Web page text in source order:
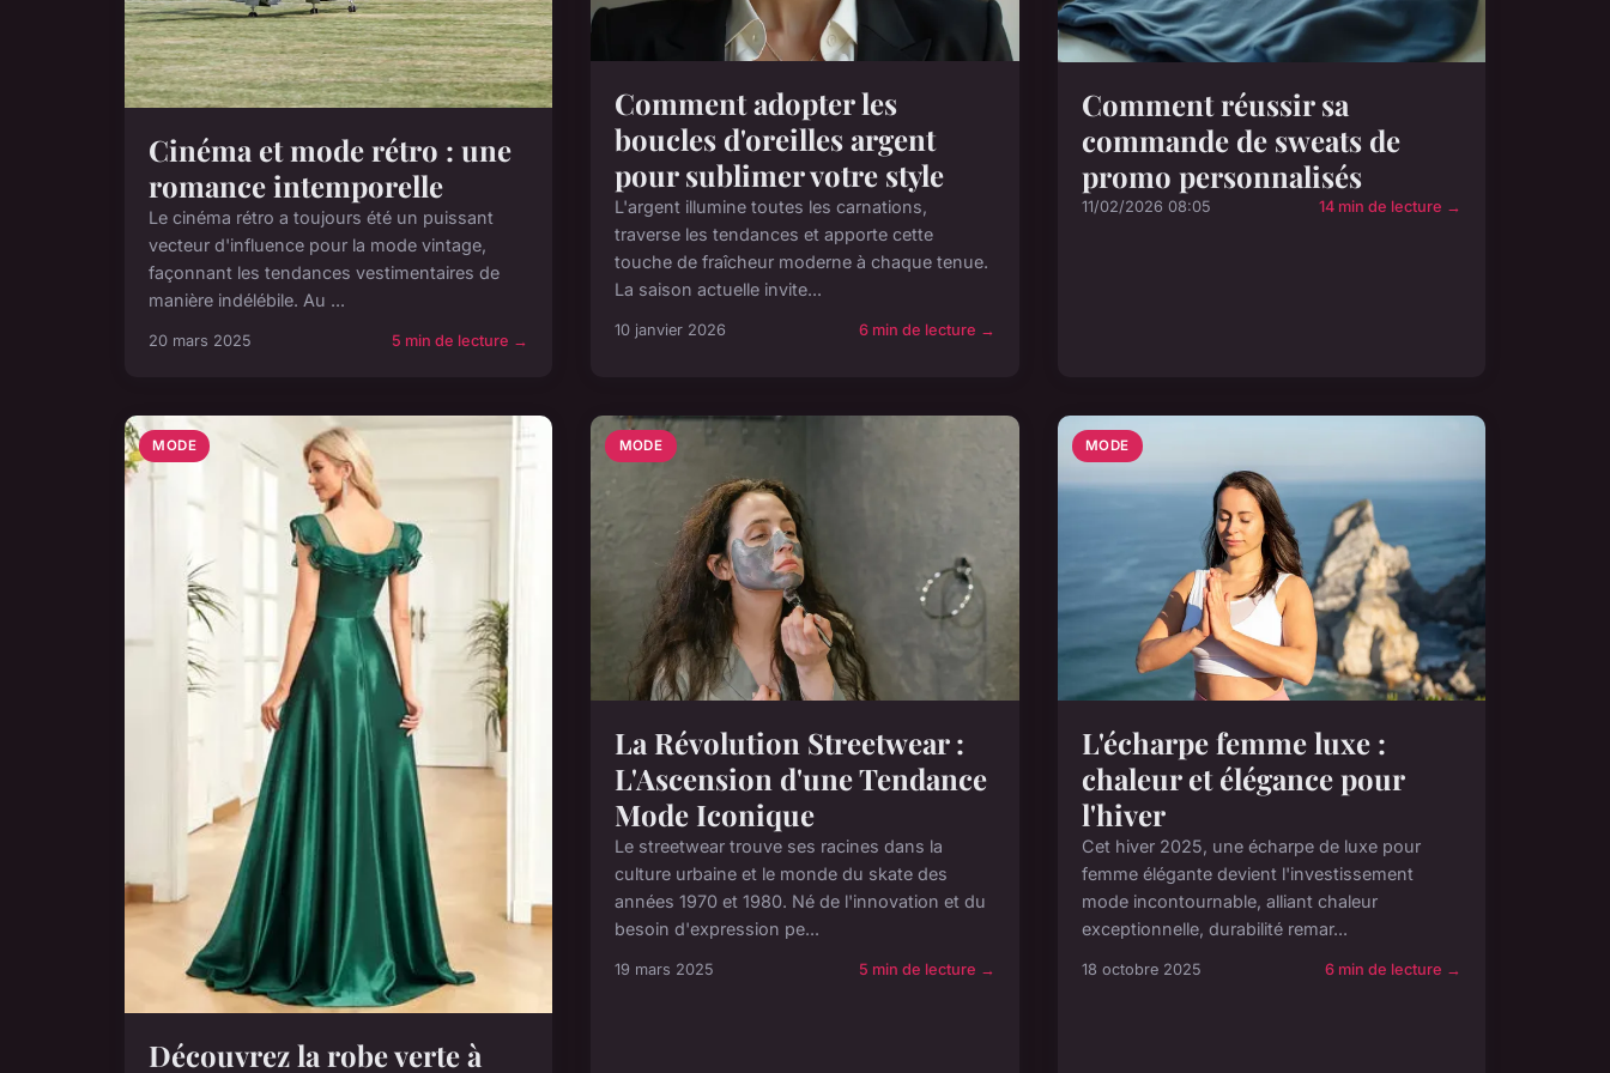
Cinéma et mode rétro : une
romance intemporelle
Le cinéma rétro a toujours été un puissant
vecteur d'influence pour la mode vintage,
façonnant les tendances vestimentaires de
manière indélébile. Au ...
20 mars 2025 5 min de lecture →
Comment adopter les
boucles d'oreilles argent
pour sublimer votre style
L'argent illumine toutes les carnations,
traverse les tendances et apporte cette
touche de fraîcheur moderne à chaque tenue.
La saison actuelle invite...
10 janvier 2026 6 min de lecture →
Comment réussir sa
commande de sweats de
promo personnalisés
11/02/2026 08:05 14 min de lecture →
MODE
Découvrez la robe verte à
MODE
La Révolution Streetwear :
L'Ascension d'une Tendance
Mode Iconique
Le streetwear trouve ses racines dans la
culture urbaine et le monde du skate des
années 1970 et 1980. Né de l'innovation et du
besoin d'expression pe...
19 mars 2025 5 min de lecture →
MODE
L'écharpe femme luxe :
chaleur et élégance pour
l'hiver
Cet hiver 2025, une écharpe de luxe pour
femme élégante devient l'investissement
mode incontournable, alliant chaleur
exceptionnelle, durabilité remar...
18 octobre 2025 6 min de lecture →